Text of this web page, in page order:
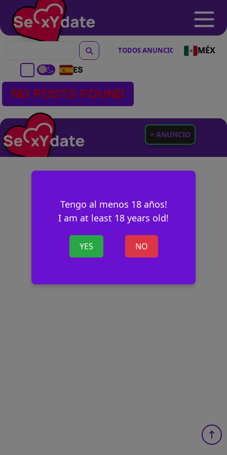
MÉX
ES
Tengo al menos 18 años!
I am at least 18 years old!
YES NO
NO POSTS FOUND
+ ANUNCIO